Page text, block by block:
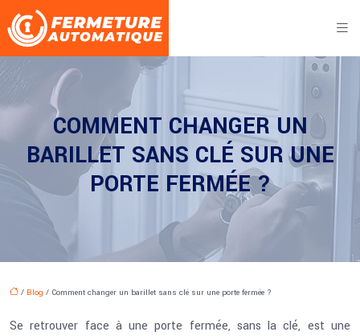
COMMENT CHANGER UN
BARILLET SANS CLÉ SUR UNE
PORTE FERMÉE ?
/ Blog / Comment changer un barillet sans clé sur une porte fermée ?
Se retrouver face à une porte fermée, sans la clé, est une